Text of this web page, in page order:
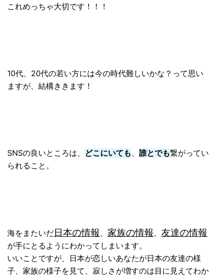
これめっちゃ大切です！！！
10代、20代の若い方には今の時代難しいかな？ って思い
ますが、結構ききます！
SNSの良いところは、 どこにいても 誰とでも繋がってい
られること。
海をまたいだ日本の情報 家族の情報 友達の情報
が手にとるようにわかってしまいます。
いいことですが、日本が恋しいあなたが日本の友達の様
子、 家族の様子を見て、寂しさが増すのは目に見えてわか